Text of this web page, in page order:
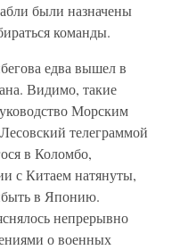
были назначены
команды.
едва вышел в
Видимо, такие
Морским
телеграммой
в Коломбо,
с Китаем натянуты,
в Японию.
непрерывно
о военных